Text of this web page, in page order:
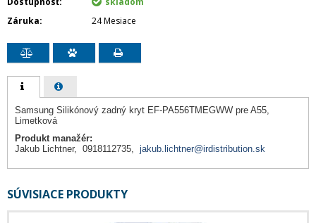
Záruka
24 Mesiace
Samsung Silikónový zadný kryt EF-PA556TMEGWW pre A55,
Limetková
Produkt manažér:
Jakub Lichtner, 0918112735, jakub.lichtner@irdistribution.sk
SÚVISIACE PRODUKTY